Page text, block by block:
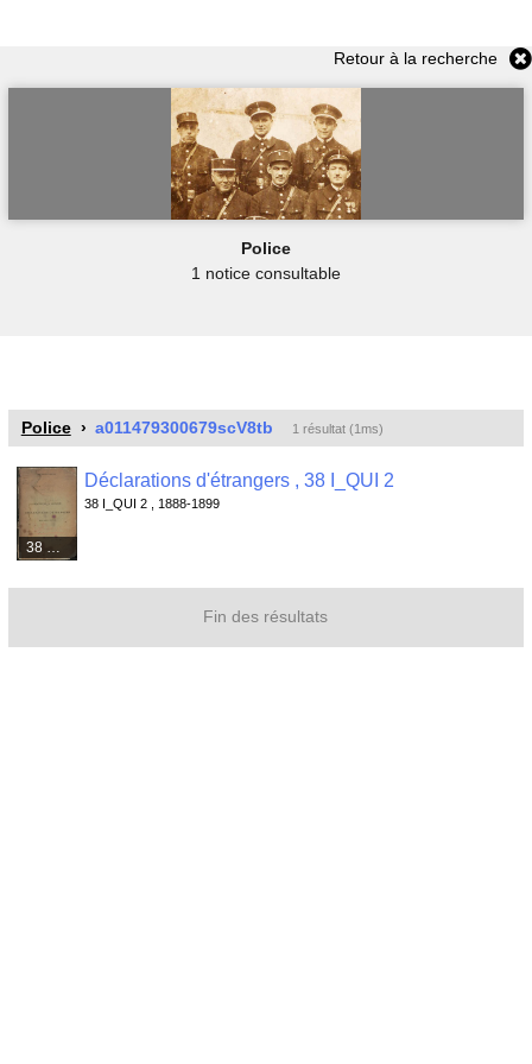
Retour à la recherche
Police
1 notice consultable
Police a011479300679scV8tb 1 résultat (1ms)
Déclarations d'étrangers , 38 I_QUI 2
38 I_QUI 2 , 1888-1899
Fin des résultats